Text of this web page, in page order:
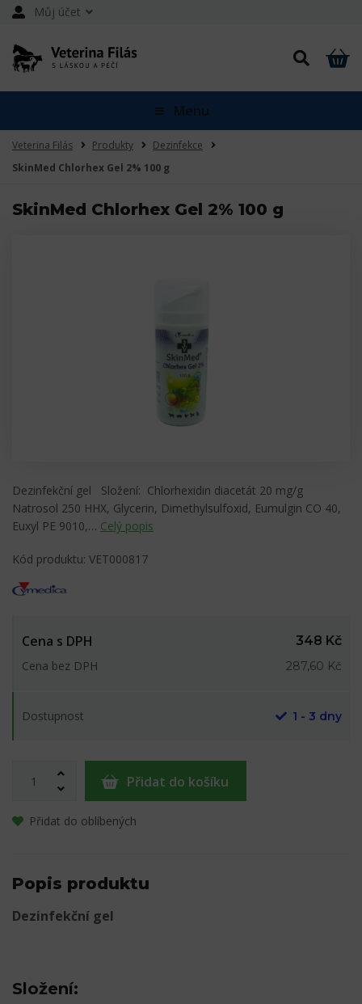
Můj účet
Menu
Veterina Filás Produkty
Dezinfekce
SkinMed Chlorhex Gel 2% 100 g
SkinMed Chlorhex Gel 2% 100 g
Dezinfekční gel Složení: Chlorhexidin diacetát 20 mg/g
Natrosol 250 HHX, Glycerin, Dimethylsulfoxid, Eumulgin CO 40,
Euxyl PE 9010,… Celý popis
Kód produktu: VET000817
Cena s DPH
348 Kč
Cena bez DPH
287,60 Kč
Dostupnost 1 - 3 dny
Přidat do košíku
Přidat do oblíbených
Popis produktu
Dezinfekční gel
Složení: